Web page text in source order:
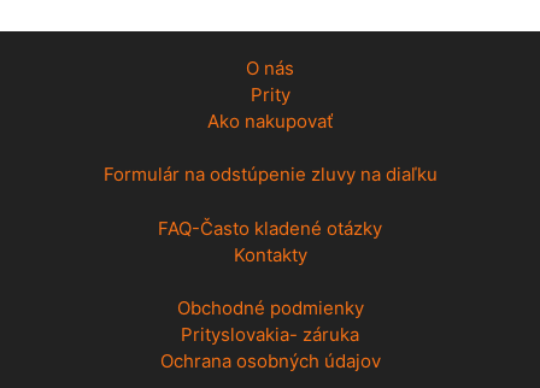
O nás
Prity
Ako nakupovať
Formulár na odstúpenie zluvy na diaľku
FAQ-Často kladené otázky
Kontakty
Obchodné podmienky
Prityslovakia- záruka
Ochrana osobných údajov